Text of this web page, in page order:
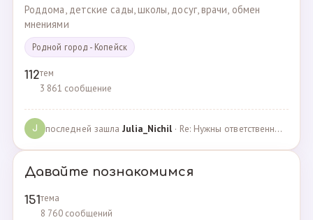
Роддома, детские сады, школы, досуг, врачи, обмен
мнениями
Родной город - Копейск
112тем
3 861 сообщение
J последней зашлаJulia_Nichil· Re: Нужны ответственные и любящие детей сотрудники … · 22.07.2024
Давайте познакомимся
151тема
8 760 сообщений